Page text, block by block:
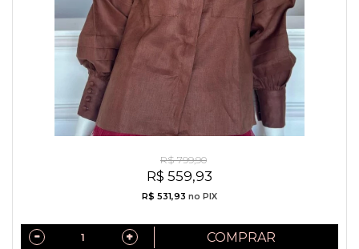
R$ 559,93
R$ 799,90
R$ 531,93 no PIX
COMPRAR